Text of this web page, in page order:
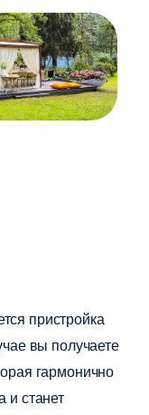
пристройка
вы получаете
гармонично
и станет